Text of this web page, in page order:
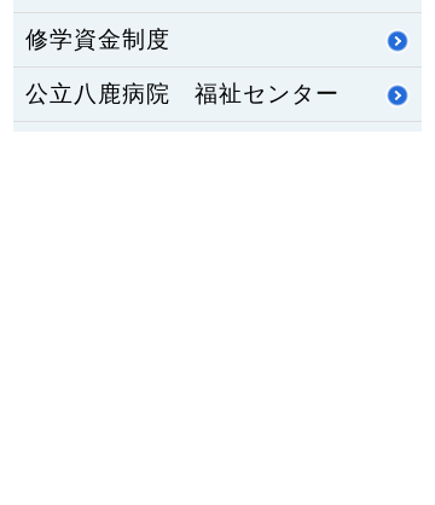
修学資金制度
公立八鹿病院 福祉センター